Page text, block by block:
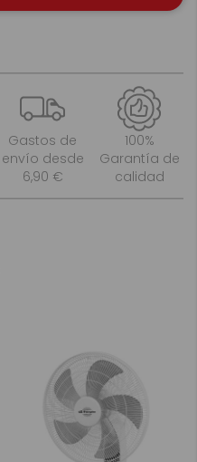
Gastos de
envío desde
6,90 €
100%
Garantía de
calidad